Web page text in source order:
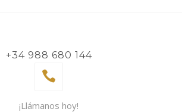
+34 988 680 144
¡Llámanos hoy!